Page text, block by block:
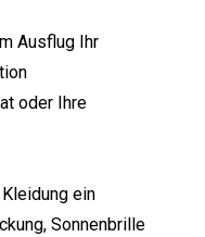
Ausflug Ihr
oder Ihre
ein
Sonnenbrille